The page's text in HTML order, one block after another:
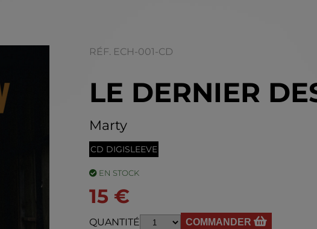
RÉF. ECH-001-CD
LE DERNIER
Marty
CD DIGISLEEVE
EN STOCK
15 €
QUANTITÉ COMMANDER